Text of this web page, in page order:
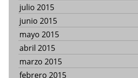
julio 2015
junio 2015
mayo 2015
abril 2015
marzo 2015
febrero 2015